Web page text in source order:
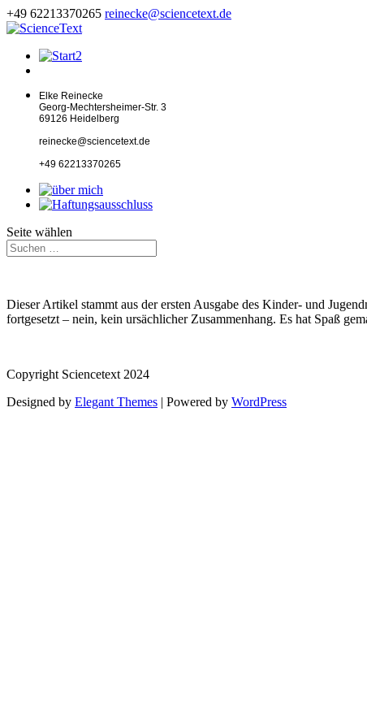
+49 62213370265 reinecke@sciencetext.de
Elke Reinecke
Georg-Mechtersheimer-Str. 3
69126 Heidelberg
reinecke@sciencetext.de
+49 62213370265
Seite wählen
Dieser Artikel stammt aus der ersten Ausgabe des Kinder- und
fortgesetzt – nein, kein ursächlicher Zusammenhang. Es hat Spaß
Copyright Sciencetext 2024
Designed by Elegant Themes | Powered by WordPress